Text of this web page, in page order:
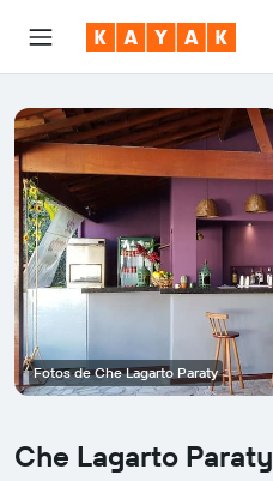
Che Lagarto Paraty
Fotos de Che Lagarto Paraty